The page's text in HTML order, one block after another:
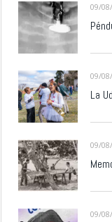
09/
09/
La
09/
09/